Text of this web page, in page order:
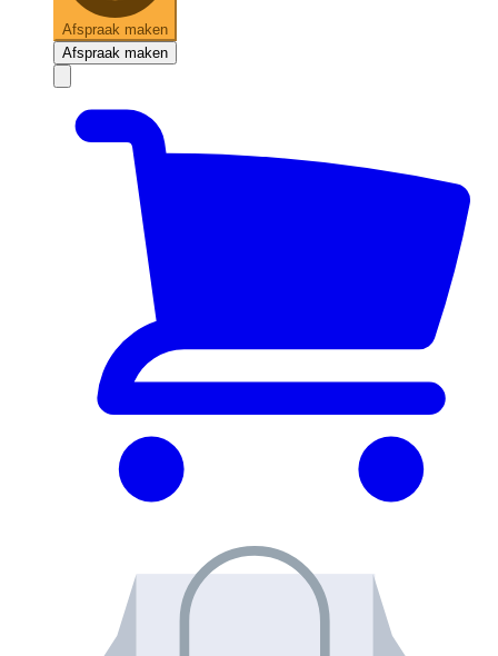
Afspraak maken
Afspraak maken